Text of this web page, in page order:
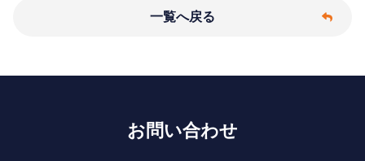
一覧へ戻る
お問い合わせ